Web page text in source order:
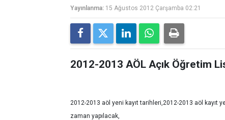
Yayınlanma: 15 Ağustos 2012 Çarşamba 02:21
2012-2013 AÖL Açık Öğretim
2012-2013 aöl yeni kayıt tarihleri,2012-2013 aöl kayıt
zaman yapılacak,